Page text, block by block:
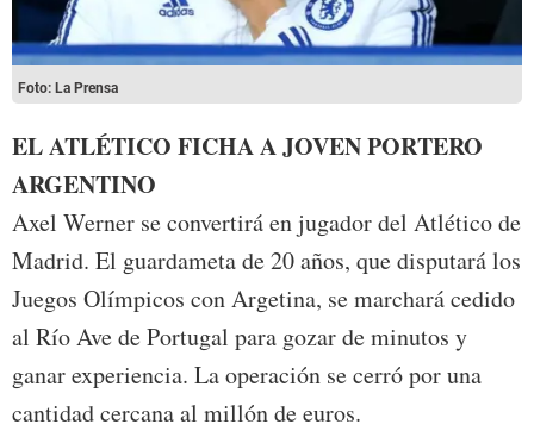
Foto: La Prensa
EL ATLÉTICO FICHA A JOVEN PORTERO
ARGENTINO
Axel Werner se convertirá en jugador del Atlético de
Madrid. El guardameta de 20 años, que disputará los
Juegos Olímpicos con Argetina, se marchará cedido
al Río Ave de Portugal para gozar de minutos y
ganar experiencia. La operación se cerró por una
cantidad cercana al millón de euros.